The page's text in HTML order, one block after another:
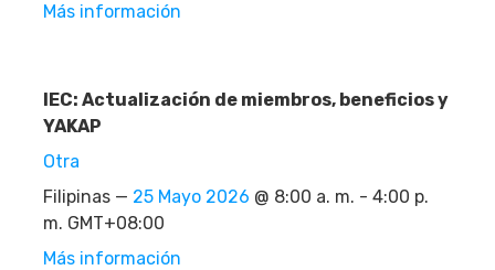
Más información
IEC: Actualización de miembros, beneficios y
YAKAP
Otra
Filipinas — 25 Mayo 2026 @ 8:00 a. m. - 4:00 p.
m. GMT+08:00
Más información